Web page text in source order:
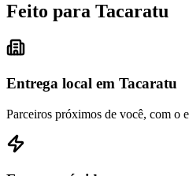
Feito para Tacaratu
Entrega local em Tacaratu
Parceiros próximos de você, com o